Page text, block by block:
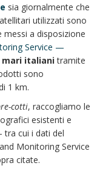
sia giornalmente che
utilizzati sono
messi a disposizione
Service —
mari italianitramite
sono
1 km.
cotti, raccogliamo le
esistenti e
tra cui i dati del
Monitoring Service
citate.